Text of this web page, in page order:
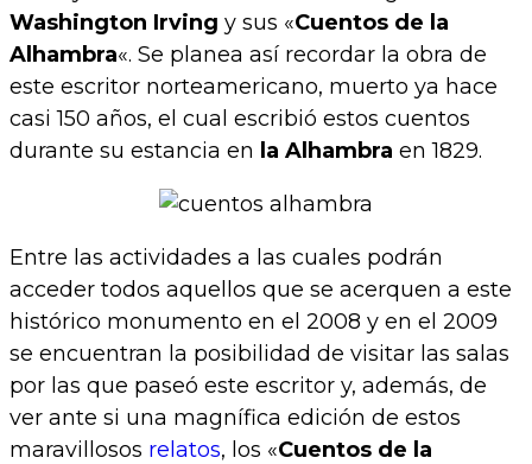
Washington Irving y sus «Cuentos de la
Alhambra«. Se planea así recordar la obra de
este escritor norteamericano, muerto ya hace
casi 150 años, el cual escribió estos cuentos
durante su estancia en la Alhambra en 1829.
Entre las actividades a las cuales podrán
acceder todos aquellos que se acerquen a este
histórico monumento en el 2008 y en el 2009
se encuentran la posibilidad de visitar las salas
por las que paseó este escritor y, además, de
ver ante si una magnífica edición de estos
maravillosos relatos, los «Cuentos de la